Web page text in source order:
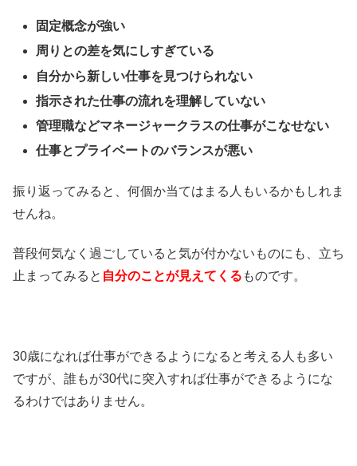
固定概念が強い
周りとの差を気にしすぎている
自分から新しい仕事を見つけられない
指示された仕事の流れを理解していない
管理職などマネージャークラスの仕事がこなせない
仕事とプライベートのバランスが悪い
振り返ってみると、何個か当てはまる人もいるかもしれま
せんね。
普段何気なく過ごしていると気が付かないものにも、立ち
止まってみると 自分のことが見えてくる ものです。
30歳になれば仕事ができるようになると考える人も多い
ですが、 誰もが30代に突入すれば仕事ができるようにな
るわけではありません。